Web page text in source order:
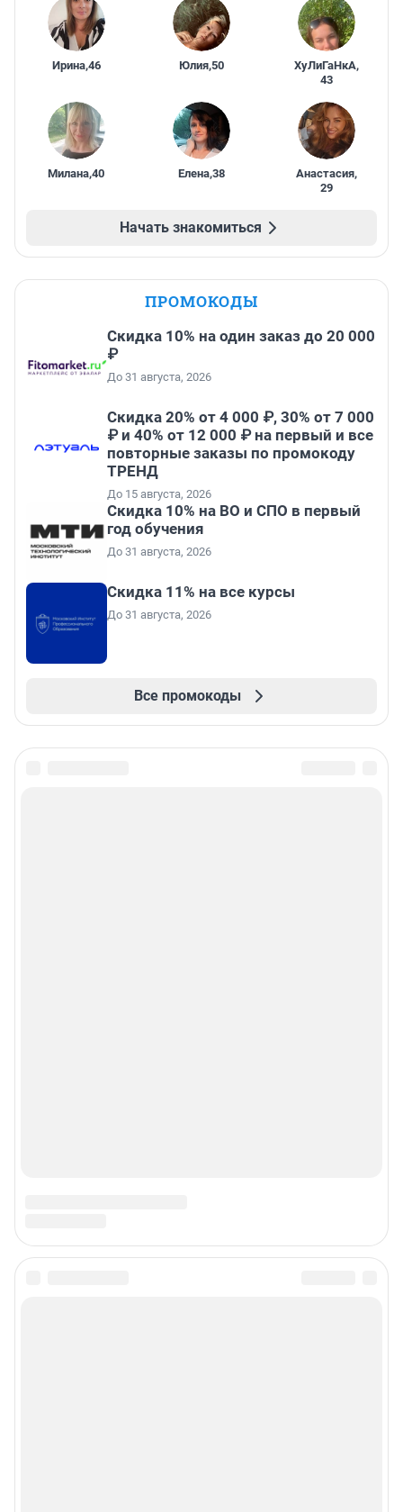
Ирина,46 Юлия,50 ХуЛиГаНкА,
43
Милана,40 Елена,38 Анастасия,
29
Начать знакомиться
ПРОМОКОДЫ
Скидка 10% на один заказ до 20 000
₽
До 31 августа, 2026
Скидка 20% от 4 000 ₽, 30% от 7 000
₽ и 40% от 12 000 ₽ на первый и все
повторные заказы по промокоду
ТРЕНД
До 15 августа, 2026
Скидка 10% на ВО и СПО в первый
год обучения
До 31 августа, 2026
Скидка 11% на все курсы
До 31 августа, 2026
Все промокоды